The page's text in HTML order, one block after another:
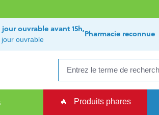
ouvrable avant 15h,
ouvrable
Pharmacie reconnue
🔥 Produits phares